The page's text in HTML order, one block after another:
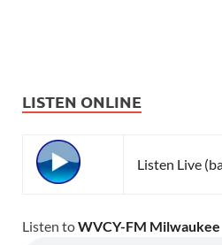
LISTEN ONLINE
Listen Live
Listen toWVCY-FM Milwaukee